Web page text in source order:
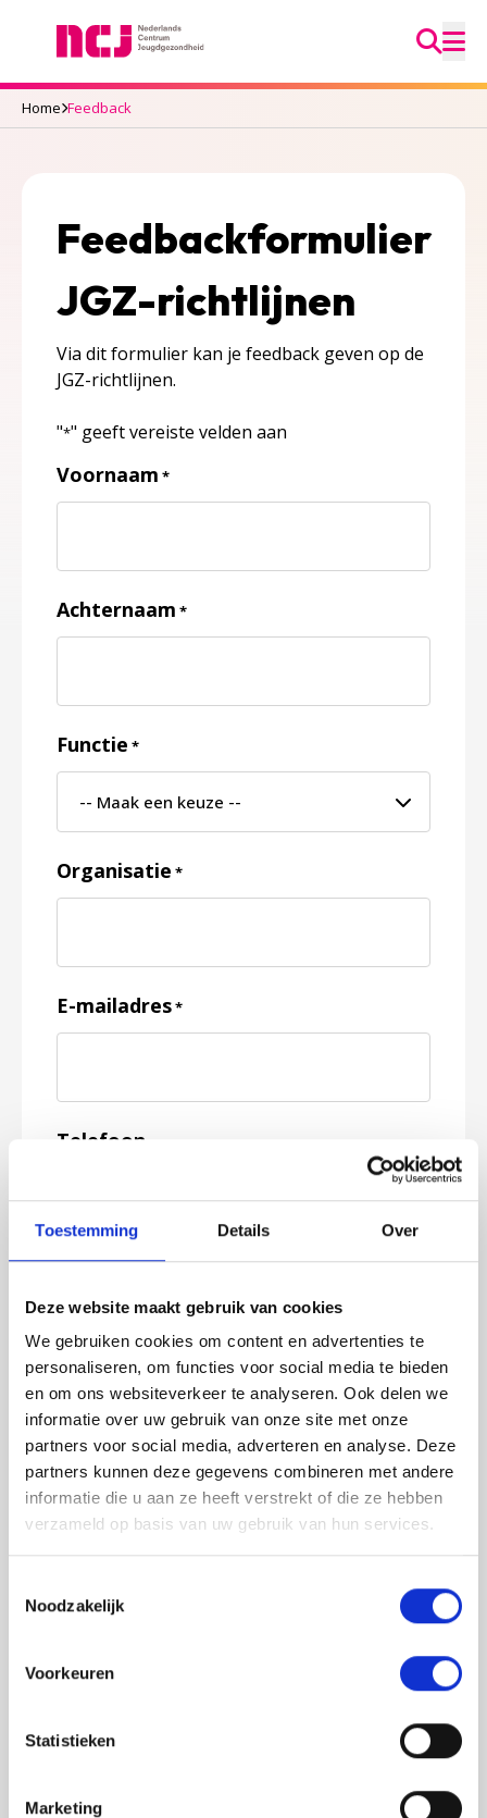
Toestemming Details Over
Deze website maakt gebruik van cookies
We gebruiken cookies om content en advertenties te
personaliseren, om functies voor social media te bieden
en om ons websiteverkeer te analyseren. Ook delen we
informatie over uw gebruik van onze site met onze
partners voor social media, adverteren en analyse. Deze
partners kunnen deze gegevens combineren met andere
informatie die u aan ze heeft verstrekt of die ze hebben
verzameld op basis van uw gebruik van hun services.
Noodzakelijk
Voorkeuren
Statistieken
Marketing
Ga
Home Feedback
Feedbackformulier
JGZ-richtlijnen
Via dit formulier kan je feedback geven op de
JGZ-richtlijnen.
"*" geeft vereiste velden aan
Voornaam *
Achternaam *
Functie *
Organisatie *
E-mailadres*
Telefoon
Jouw feedback wordt verwerkt door de
adviseurs van het team richtlijnen NCJ. Als zij
feedback meegenomen wordt met de